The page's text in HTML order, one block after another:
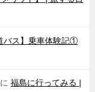
バス】乗車体験記①
に 福島に行ってみる |